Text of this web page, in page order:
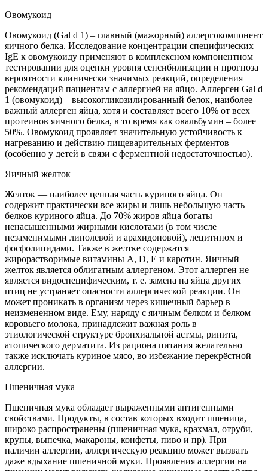
Овомукоид
Овомукоид (Gal d 1) – главный (мажорный) аллергокомпонент
яичного белка. Исследование концентрации специфических
IgE к овомукоиду применяют в комплексном компонентном
тестировании для оценки уровня сенсибилизации и прогноза
вероятности клинически значимых реакций, определения
рекомендаций пациентам с аллергией на яйцо. Аллерген Gal d
1 (овомукоид) – высокогликозилированный белок, наиболее
важный аллерген яйца, хотя и составляет всего 10% от всех
протеинов яичного белка, в то время как овальбумин – более
50%. Овомукоид проявляет значительную устойчивость к
нагреванию и действию пищеварительных ферментов
(особенно у детей в связи с ферментной недостаточностью).
Яичный желток
Желток — наиболее ценная часть куриного яйца. Он
содержит практически все жиры и лишь небольшую часть
белков куриного яйца. До 70% жиров яйца богаты
ненасышенными жирными кислотами (в том числе
незаменимыми линолевой и арахидоновой), лецитином и
фосфолипидами. Также в желтке содержатся
жирорастворимые витамины A, D, E и каротин. Яичный
желток является облигатным аллергеном. Этот аллерген не
является видоспецифическим, т. е. замена на яйца других
птиц не устраняет опасности аллергической реакции. Он
может проникать в организм через кишечный барьер в
неизмененном виде. Ему, наряду с яичным белком и белком
коровьего молока, принадлежит важная роль в
этиологической структуре бронхиальной астмы, ринита,
атопического дерматита. Из рациона питания желательно
также исключать куриное мясо, во избежание перекрёстной
аллергии.
Пшеничная мука
Пшеничная мука обладает выраженными антигенными
свойствами. Продукты, в состав которых входит пшеница,
широко распространены (пшеничная мука, крахмал, отруби,
крупы, выпечка, макароны, конфеты, пиво и пр). При
наличии аллергии, аллергическую реакцию может вызвать
даже вдыхание пшеничной муки. Проявления аллергии на